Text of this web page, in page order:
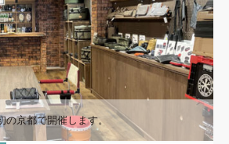
京都で開催します。